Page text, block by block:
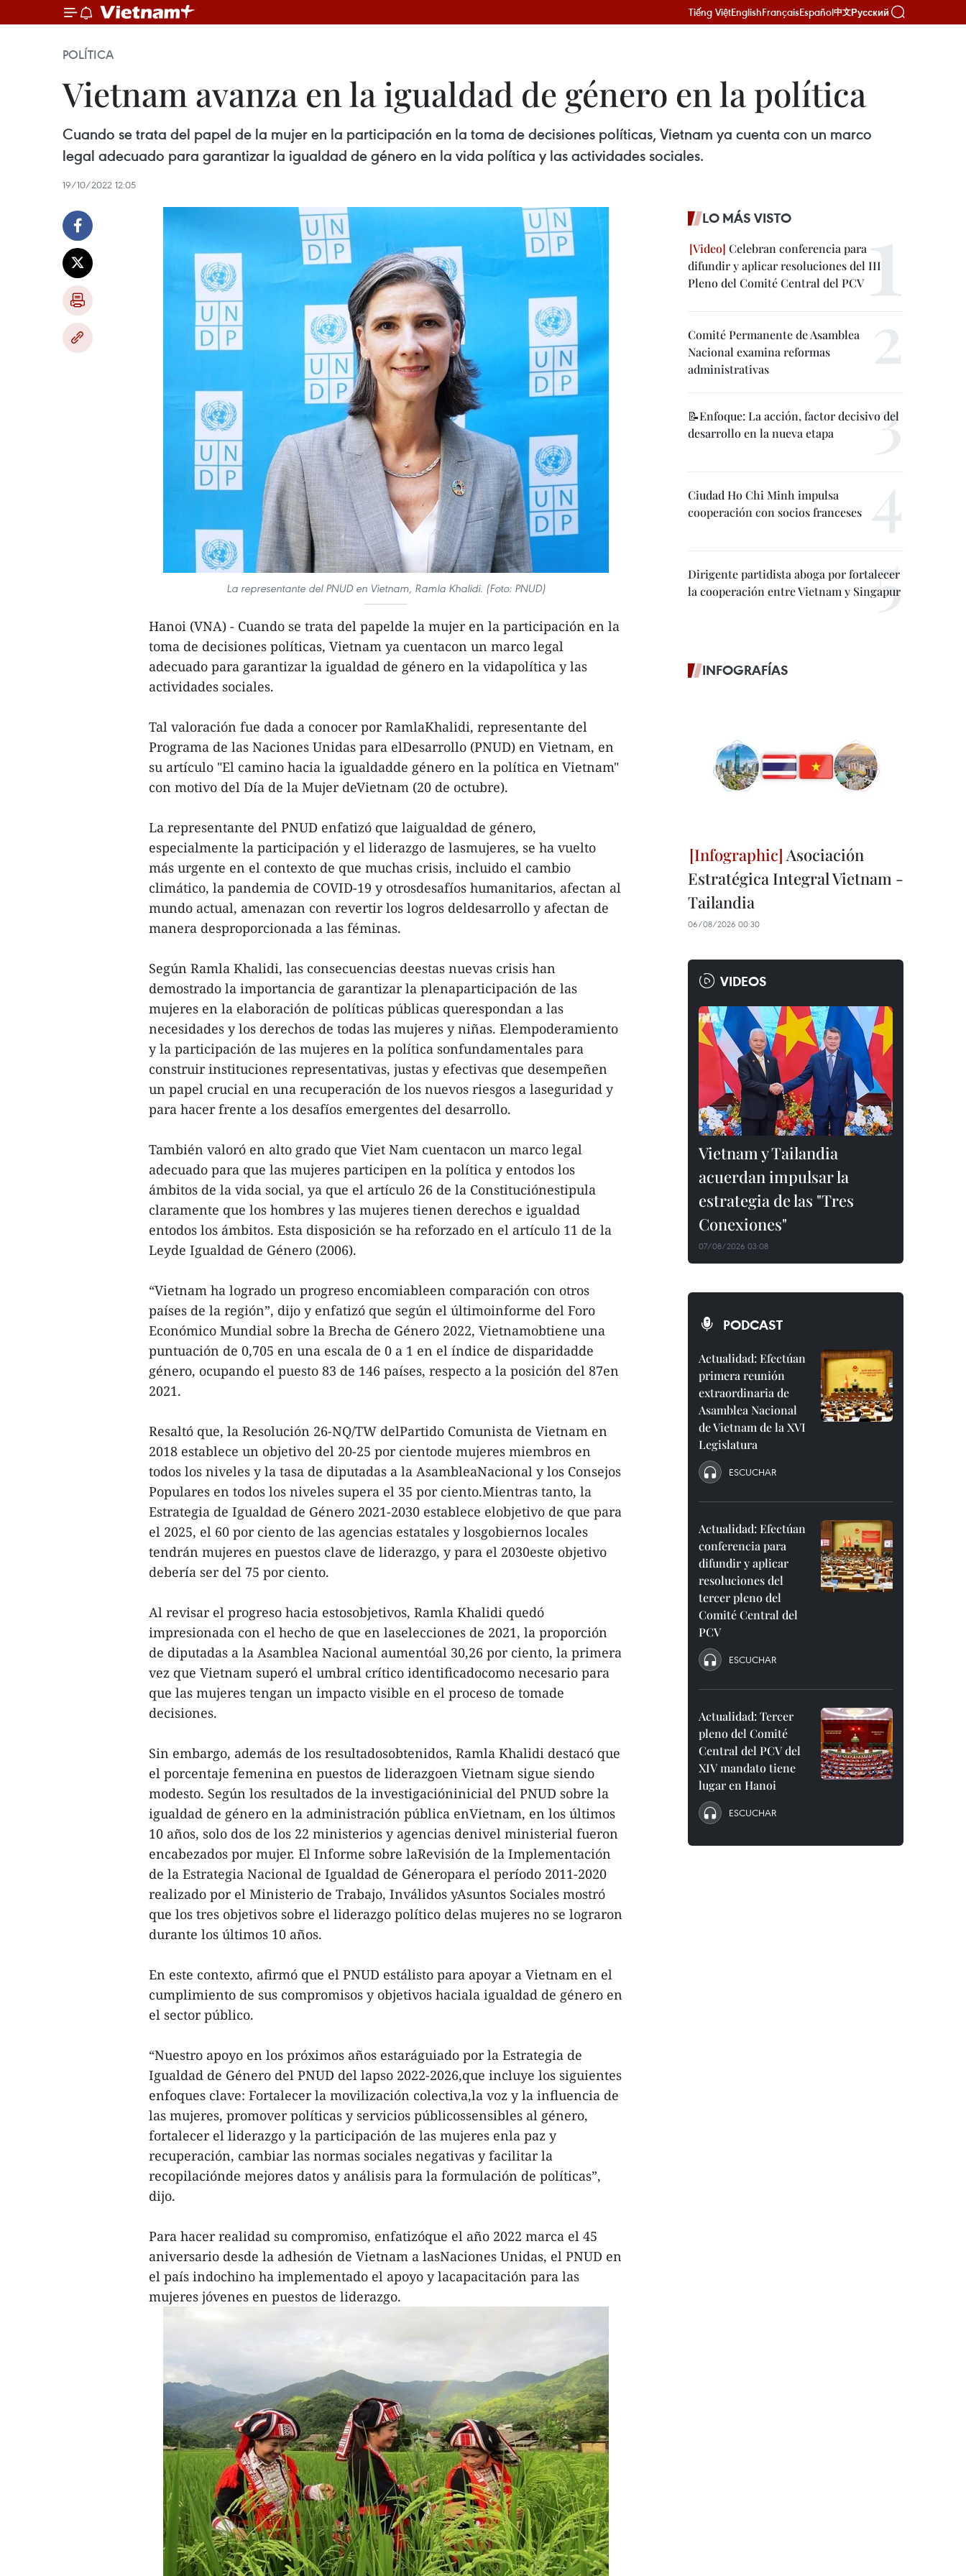
Tiếng ViệtEnglishFrançaisEspañol中文Русский
POLÍTICA
Vietnam avanza en la igualdad de género en la política
Cuando se trata del papel de la mujer en la participación en la toma de decisiones políticas, Vietnam ya cuenta con un marco
legal adecuado para garantizar la igualdad de género en la vida política y las actividades sociales.
19/10/2022 12:05
La representante del PNUD en Vietnam, Ramla Khalidi. (Foto: PNUD)
Hanoi (VNA) - Cuando se trata del papelde la mujer en la participación en la
toma de decisiones políticas, Vietnam ya cuentacon un marco legal
adecuado para garantizar la igualdad de género en la vidapolítica y las
actividades sociales.
Tal valoración fue dada a conocer por RamlaKhalidi, representante del
Programa de las Naciones Unidas para elDesarrollo (PNUD) en Vietnam, en
su artículo "El camino hacia la igualdadde género en la política en Vietnam"
con motivo del Día de la Mujer deVietnam (20 de octubre).
La representante del PNUD enfatizó que laigualdad de género,
especialmente la participación y el liderazgo de lasmujeres, se ha vuelto
más urgente en el contexto de que muchas crisis, incluido el cambio
climático, la pandemia de COVID-19 y otrosdesafíos humanitarios, afectan al
mundo actual, amenazan con revertir los logros deldesarrollo y afectan de
manera desproporcionada a las féminas.
Según Ramla Khalidi, las consecuencias deestas nuevas crisis han
demostrado la importancia de garantizar la plenaparticipación de las
mujeres en la elaboración de políticas públicas querespondan a las
necesidades y los derechos de todas las mujeres y niñas. Elempoderamiento
y la participación de las mujeres en la política sonfundamentales para
construir instituciones representativas, justas y efectivas que desempeñen
un papel crucial en una recuperación de los nuevos riesgos a laseguridad y
para hacer frente a los desafíos emergentes del desarrollo.
También valoró en alto grado que Viet Nam cuentacon un marco legal
adecuado para que las mujeres participen en la política y entodos los
ámbitos de la vida social, ya que el artículo 26 de la Constituciónestipula
claramente que los hombres y las mujeres tienen derechos e igualdad
entodos los ámbitos. Esta disposición se ha reforzado en el artículo 11 de la
Leyde Igualdad de Género (2006).
“Vietnam ha logrado un progreso encomiableen comparación con otros
países de la región”, dijo y enfatizó que según el últimoinforme del Foro
Económico Mundial sobre la Brecha de Género 2022, Vietnamobtiene una
puntuación de 0,705 en una escala de 0 a 1 en el índice de disparidadde
género, ocupando el puesto 83 de 146 países, respecto a la posición del 87en
2021.
Resaltó que, la Resolución 26-NQ/TW delPartido Comunista de Vietnam en
2018 establece un objetivo del 20-25 por cientode mujeres miembros en
todos los niveles y la tasa de diputadas a la AsambleaNacional y los Consejos
Populares en todos los niveles supera el 35 por ciento.Mientras tanto, la
Estrategia de Igualdad de Género 2021-2030 establece elobjetivo de que para
el 2025, el 60 por ciento de las agencias estatales y losgobiernos locales
tendrán mujeres en puestos clave de liderazgo, y para el 2030este objetivo
debería ser del 75 por ciento.
Al revisar el progreso hacia estosobjetivos, Ramla Khalidi quedó
impresionada con el hecho de que en laselecciones de 2021, la proporción
de diputadas a la Asamblea Nacional aumentóal 30,26 por ciento, la primera
vez que Vietnam superó el umbral crítico identificadocomo necesario para
que las mujeres tengan un impacto visible en el proceso de tomade
decisiones.
Sin embargo, además de los resultadosobtenidos, Ramla Khalidi destacó que
el porcentaje femenina en puestos de liderazgoen Vietnam sigue siendo
modesto. Según los resultados de la investigacióninicial del PNUD sobre la
igualdad de género en la administración pública enVietnam, en los últimos
10 años, solo dos de los 22 ministerios y agencias denivel ministerial fueron
encabezados por mujer. El Informe sobre laRevisión de la Implementación
de la Estrategia Nacional de Igualdad de Géneropara el período 2011-2020
realizado por el Ministerio de Trabajo, Inválidos yAsuntos Sociales mostró
que los tres objetivos sobre el liderazgo político delas mujeres no se lograron
durante los últimos 10 años.
En este contexto, afirmó que el PNUD estálisto para apoyar a Vietnam en el
cumplimiento de sus compromisos y objetivos haciala igualdad de género en
el sector público.
“Nuestro apoyo en los próximos años estaráguiado por la Estrategia de
Igualdad de Género del PNUD del lapso 2022-2026,que incluye los siguientes
enfoques clave: Fortalecer la movilización colectiva,la voz y la influencia de
las mujeres, promover políticas y servicios públicossensibles al género,
fortalecer el liderazgo y la participación de las mujeres enla paz y
recuperación, cambiar las normas sociales negativas y facilitar la
recopilaciónde mejores datos y análisis para la formulación de políticas”,
dijo.
Para hacer realidad su compromiso, enfatizóque el año 2022 marca el 45
aniversario desde la adhesión de Vietnam a lasNaciones Unidas, el PNUD en
el país indochino ha implementado el apoyo y lacapacitación para las
mujeres jóvenes en puestos de liderazgo.
LO MÁS VISTO
Celebran conferencia para
difundir y aplicar resoluciones del III
Pleno del Comité Central del PCV
Comité Permanente de Asamblea
Nacional examina reformas
administrativas
📝Enfoque: La acción, factor decisivo del
desarrollo en la nueva etapa
Ciudad Ho Chi Minh impulsa
cooperación con socios franceses
Dirigente partidista aboga por fortalecer
la cooperación entre Vietnam y Singapur
INFOGRAFÍAS
Asociación
Estratégica Integral Vietnam -
Tailandia
06/08/2026 00:30
VIDEOS
Vietnam y Tailandia
acuerdan impulsar la
estrategia de las "Tres
Conexiones"
07/08/2026 03:08
PODCAST
Actualidad: Efectúan
primera reunión
extraordinaria de
Asamblea Nacional
de Vietnam de la XVI
Legislatura
ESCUCHAR
Actualidad: Efectúan
conferencia para
difundir y aplicar
resoluciones del
tercer pleno del
Comité Central del
PCV
ESCUCHAR
Actualidad: Tercer
pleno del Comité
Central del PCV del
XIV mandato tiene
lugar en Hanoi
ESCUCHAR